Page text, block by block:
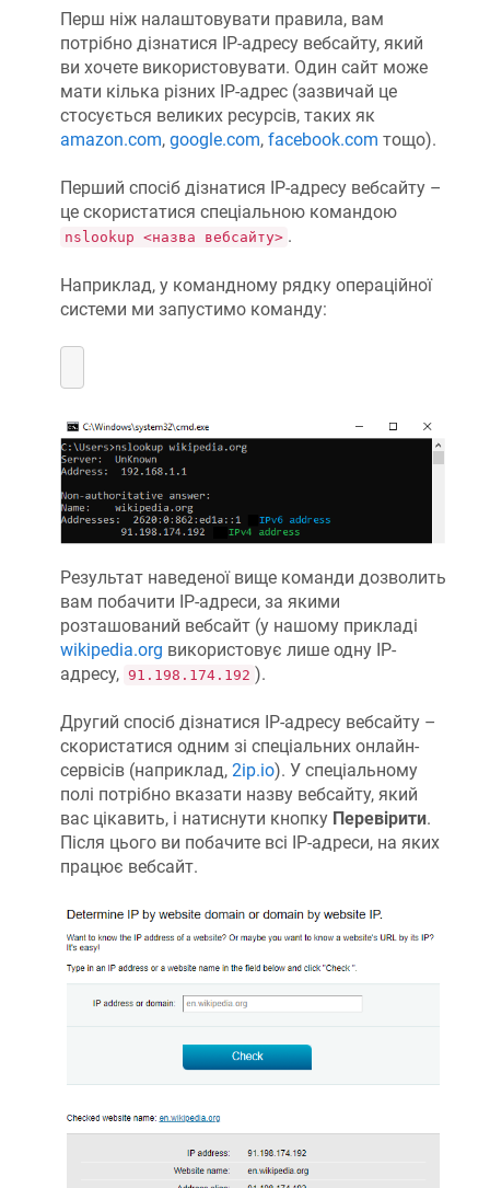
Перш ніж налаштовувати правила, вам
потрібно дізнатися IP-адресу вебсайту, який
ви хочете використовувати. Один сайт може
мати кілька різних IP-адрес (зазвичай це
стосується великих ресурсів, таких як
amazon.com, google.com, facebook.com тощо).
Перший спосіб дізнатися IP-адресу вебсайту –
це скористатися спеціальною командою
nslookup <назва вебсайту> .
Наприклад, у командному рядку операційної
системи ми запустимо команду:
Результат наведеної вище команди дозволить
вам побачити IP-адреси, за якими
розташований вебсайт (у нашому прикладі
wikipedia.org використовує лише одну IP-
адресу, 91.198.174.192 ).
Другий спосіб дізнатися IP-адресу вебсайту –
скористатися одним зі спеціальних онлайн-
сервісів (наприклад, 2ip.io). У спеціальному
полі потрібно вказати назву вебсайту, який
вас цікавить, і натиснути кнопку Перевірити.
Після цього ви побачите всі IP-адреси, на яких
працює вебсайт.